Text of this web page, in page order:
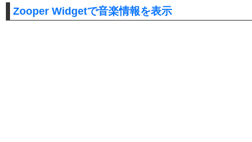
Zooper Widgetで音楽情報を表示